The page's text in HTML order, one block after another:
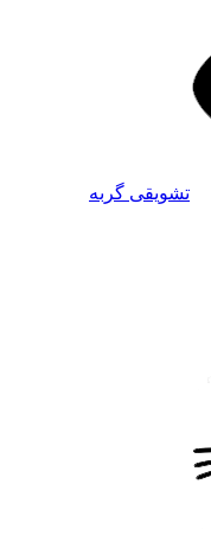
تشویقی گربه